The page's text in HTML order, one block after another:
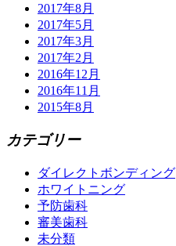
2017年8月
2017年5月
2017年3月
2017年2月
2016年12月
2016年11月
2015年8月
カテゴリー
ダイレクトボンディング
ホワイトニング
予防歯科
審美歯科
未分類